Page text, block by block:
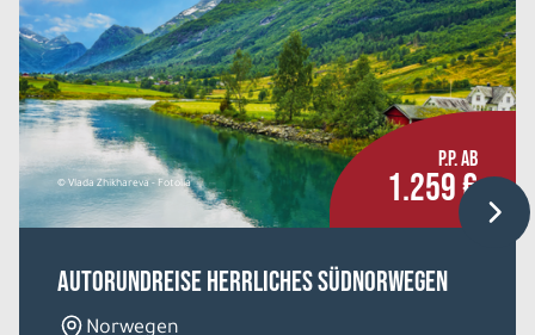
© Vlada Zhikhareva - Fotolia
P.P. AB
1.259 €
Autorundreise Herrliches Südnorwegen
Norwegen